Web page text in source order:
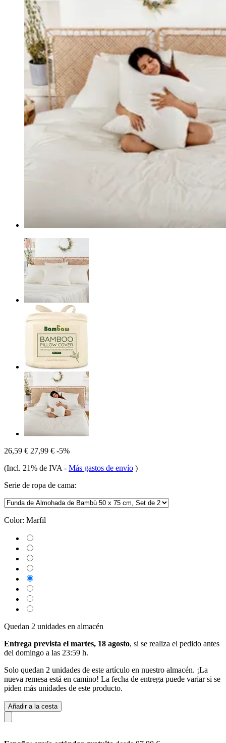
26,59 € 27,99 € -5%
(Incl. 21% de IVA - Más gastos de envío )
Serie de ropa de cama:
Color: Marfil
Quedan 2 unidades en almacén
Entrega prevista el martes, 18 agosto, si se realiza el pedido antes
del domingo a las 23:59 h.
Solo quedan 2 unidades de este artículo en nuestro almacén. ¡La
nueva remesa está en camino! La fecha de entrega puede variar si se
piden más unidades de este producto.
Añadir a la cesta